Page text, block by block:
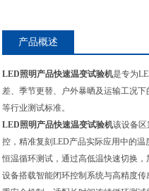
产品概述
LED照明产品快速温变试验机是专为
差、季节更替、户外暴晒及运输工况
等行业测试标准。
LED照明产品快速温变试验机该设备
控，精准复刻LED产品实际应用中的
恒温循环测试，通过高低温快速切换
设备搭载智能闭环控制系统与高精度